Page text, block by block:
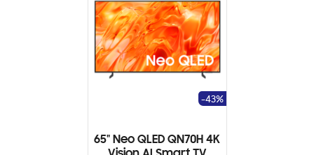
65" Neo QLED QN70H 4K
-43%